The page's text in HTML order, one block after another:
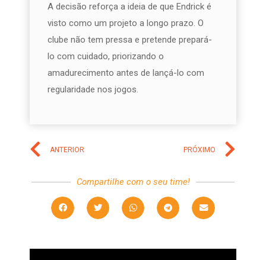
A decisão reforça a ideia de que Endrick é
visto como um projeto a longo prazo. O
clube não tem pressa e pretende prepará-
lo com cuidado, priorizando o
amadurecimento antes de lançá-lo com
regularidade nos jogos.
ANTERIOR PRÓXIMO
Compartilhe com o seu time!